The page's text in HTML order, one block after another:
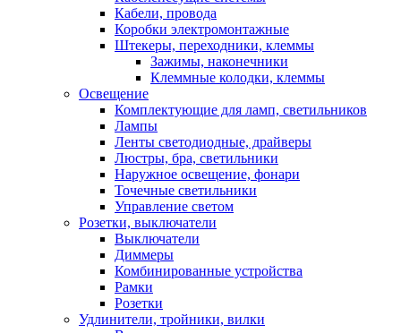
Кабели, провода
Коробки электромонтажные
Штекеры, переходники, клеммы
Зажимы, наконечники
Клеммные колодки, клеммы
Освещение
Комплектующие для ламп, светильников
Лампы
Ленты светодиодные, драйверы
Люстры, бра, светильники
Наружное освещение, фонари
Точечные светильники
Управление светом
Розетки, выключатели
Выключатели
Диммеры
Комбинированные устройства
Рамки
Розетки
Удлинители, тройники, вилки